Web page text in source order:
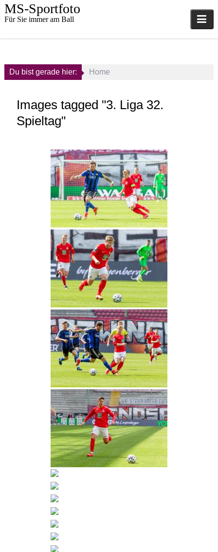
Skip
toMS-Sportfoto
Für Sie immer am Ball
Du bist gerade hier: Home
Images tagged "3. Liga 32.
Spieltag"